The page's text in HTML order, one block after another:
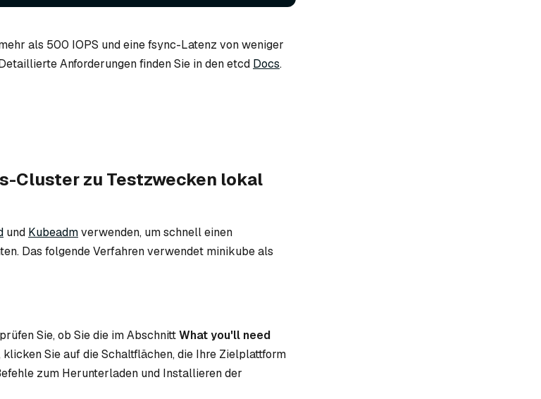
als 500 IOPS und eine fsync-Latenz von weniger
Anforderungen finden Sie in den etcd Docs.
Cluster zu Testzwecken lokal
und Kubeadmverwenden, um schnell einen
Das folgende Verfahren verwendet minikube als
Sie, ob Sie die im AbschnittWhat you'll need
Sie auf die Schaltflächen, die Ihre Zielplattform
zum Herunterladen und Installieren der